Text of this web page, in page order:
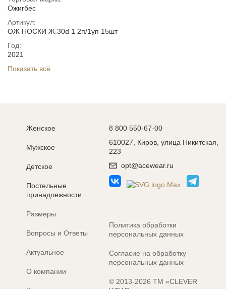
Ожигбес
Артикул:
ОЖ НОСКИ Ж.30d 1 2п/1уп 15шт
Год:
2021
Показать всё
Женское
Мужское
Детское
Постельные
принадлежности
Размеры
Вопросы и Ответы
Актуальное
О компании
8 800 550-67-00
610027, Киров, улица Никитская,
223
opt@acewear.ru
Политика обработки
персональных данных
Согласие на обработку
персональных данных
© 2013-2026 ТМ «CLEVER